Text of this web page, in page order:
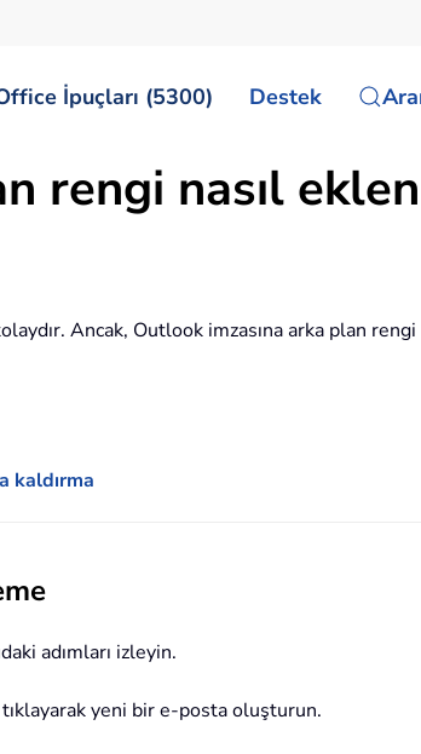
İpuçları (5300) Destek
rengi nasıl
Ancak, Outlook imzasına arka plan
kaldırma
adımları izleyin.
yeni bir e-posta oluşturun.